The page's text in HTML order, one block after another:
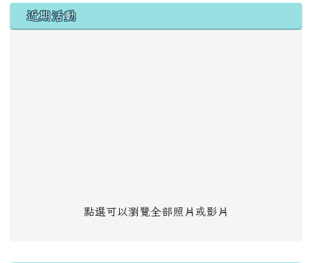
左邊區域內容
近期活動
點選可以瀏覽全部照片或影片